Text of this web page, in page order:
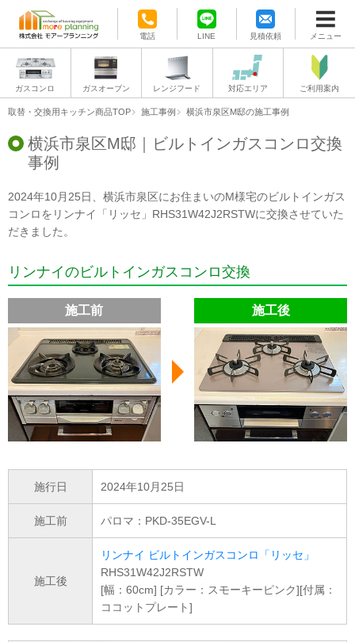
電話 LINE 見積依頼 メニュー
ガスコンロ ガスオーブン レンジフード 対応エリア ご利用案内
取替・交換用キッチン商品TOP 施工事例 横浜市泉区M邸の施工事例
横浜市泉区M邸｜ビルトインガスコンロ交換
事例
2024年10月25日、横浜市泉区にお住まいのM様宅のビルトインガス
コンロをリンナイ「リッセ」RHS31W42J2RSTWに交換させていた
だきました。
リンナイのビルトインガスコンロ交換
施工前 施工後
施行日 2024年10月25日
施工前 パロマ：PKD-35EGV-L
施工後
リンナイ ビルトインガスコンロ「リッセ」
RHS31W42J2RSTW
[幅：60cm] [カラー：スモーキーピンク][付属：
ココットプレート]